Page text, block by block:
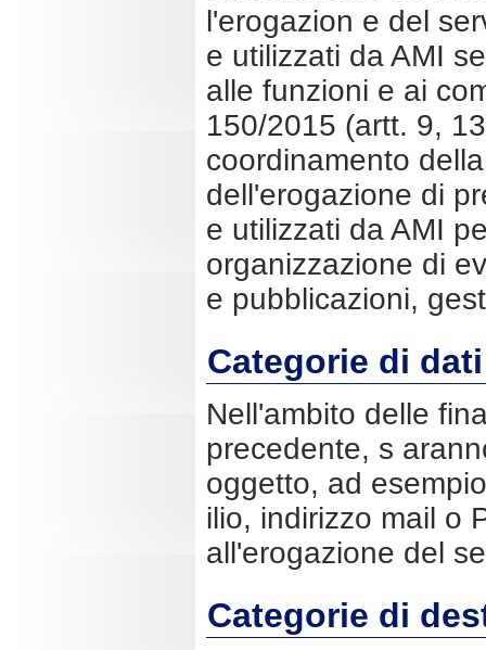
l'erogazion e del
e utilizzati da AMI
alle funzioni e ai
150/2015 (artt. 9,
coordinamento
dell'erogazione di
e utilizzati da AMI
organizzazione di
e pubblicazioni,
Categorie di
Nell'ambito delle
precedente, s
oggetto, ad
ilio, indirizzo mail o
all'erogazione del
Categorie di